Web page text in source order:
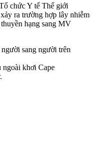
chức Y tế Thế giới
ra trường hợp lây nhiễm
hạng sang MV
khơi Cape